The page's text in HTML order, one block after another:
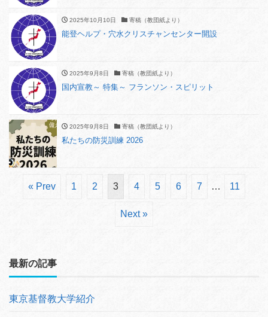
2025年10月10日 寄稿（教団紙より）
能登ヘルプ・穴水クリスチャンセンター開設
2025年9月8日 寄稿（教団紙より）
国内宣教～ 特集～ フランソン・スピリット
2025年9月8日 寄稿（教団紙より）
私たちの防災訓練 2026
« Prev 1 2 3 4 5 6 7 … 11
Next »
最新の記事
東京基督教大学紹介